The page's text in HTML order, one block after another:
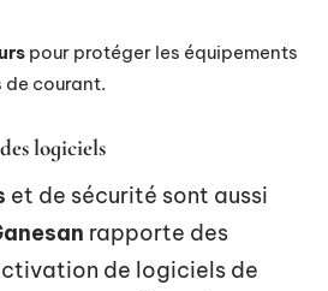
pour protéger les équipements
de courant.
logiciels
et de sécurité sont aussi
rapporte des
de logiciels de